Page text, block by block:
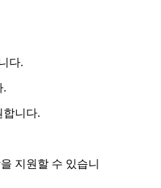
다.
.
합니다.
지원할 수 있습니